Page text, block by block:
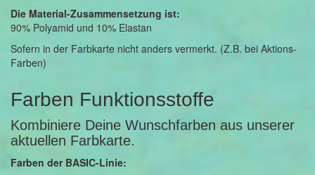
Die Material-Zusammensetzung ist:
90% Polyamid und 10% Elastan
Sofern in der Farbkarte nicht anders vermerkt. (Z.B. bei Aktions-
Farben)
Farben Funktionsstoffe
Kombiniere Deine Wunschfarben aus unserer
aktuellen Farbkarte.
Farben der BASIC-Linie: